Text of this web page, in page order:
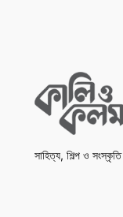
সাহিত্য, শিল্প ও